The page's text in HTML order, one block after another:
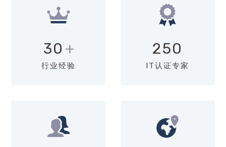
30 +
行业经验
250
IT认证专家